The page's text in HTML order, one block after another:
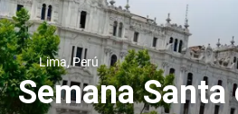
Lima, Perú
Semana